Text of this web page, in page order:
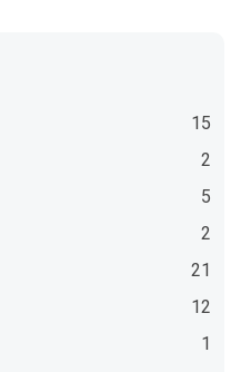
15
2
5
2
21
12
1